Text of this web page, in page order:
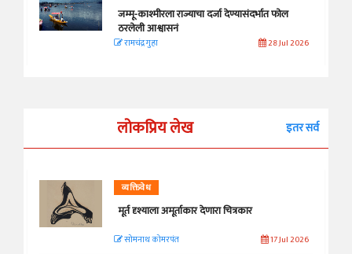
जम्मू-काश्मीरला राज्याचा दर्जा देण्यासंदर्भात फोल
ठरलेली आश्वासनं
रामचंद्र गुहा 28 Jul 2026
लोकप्रिय लेख इतर सर्व
व्यक्तिवेध
मूर्त दृश्याला अमूर्ताकार देणारा चित्रकार
सोमनाथ कोमरपंत 17 Jul 2026